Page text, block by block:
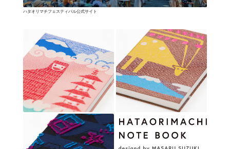
ハタオリマチフェスティバル公式サイト